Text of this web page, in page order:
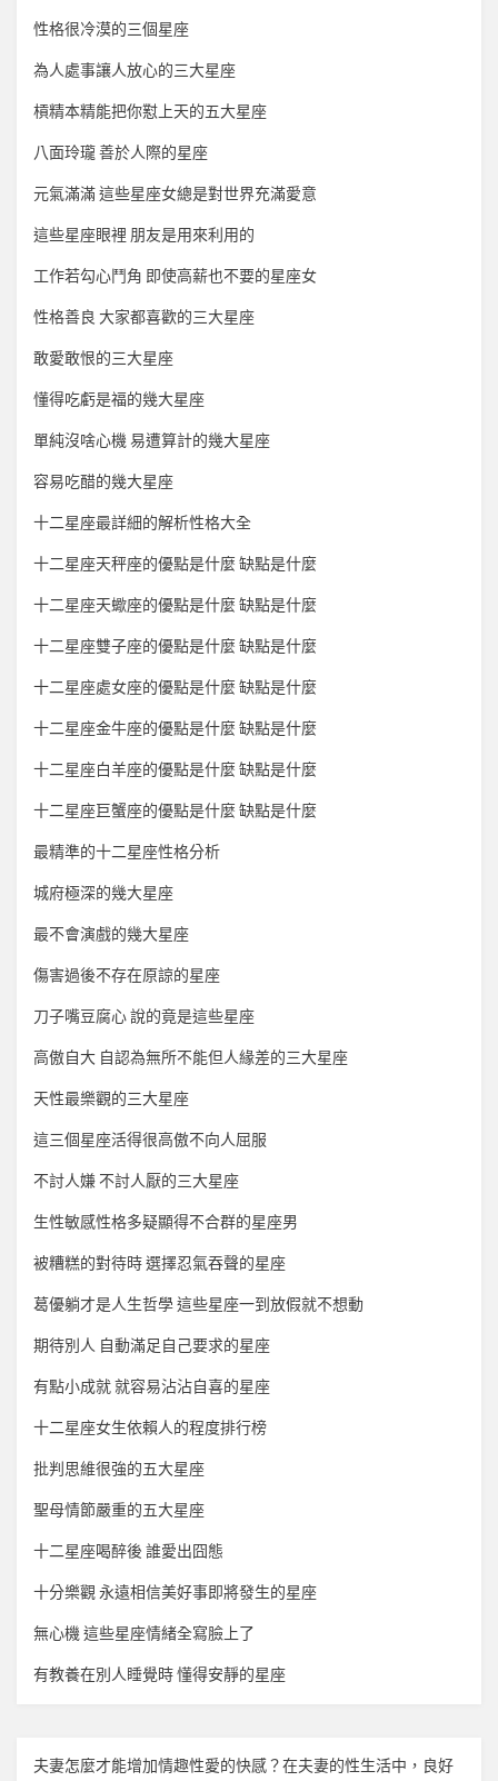
性格很冷漠的三個星座
為人處事讓人放心的三大星座
槓精本精能把你懟上天的五大星座
八面玲瓏 善於人際的星座
元氣滿滿 這些星座女總是對世界充滿愛意
這些星座眼裡 朋友是用來利用的
工作若勾心鬥角 即使高薪也不要的星座女
性格善良 大家都喜歡的三大星座
敢愛敢恨的三大星座
懂得吃虧是福的幾大星座
單純沒啥心機 易遭算計的幾大星座
容易吃醋的幾大星座
十二星座最詳細的解析性格大全
十二星座天秤座的優點是什麼 缺點是什麼
十二星座天蠍座的優點是什麼 缺點是什麼
十二星座雙子座的優點是什麼 缺點是什麼
十二星座處女座的優點是什麼 缺點是什麼
十二星座金牛座的優點是什麼 缺點是什麼
十二星座白羊座的優點是什麼 缺點是什麼
十二星座巨蟹座的優點是什麼 缺點是什麼
最精準的十二星座性格分析
城府極深的幾大星座
最不會演戲的幾大星座
傷害過後不存在原諒的星座
刀子嘴豆腐心 說的竟是這些星座
高傲自大 自認為無所不能但人緣差的三大星座
天性最樂觀的三大星座
這三個星座活得很高傲不向人屈服
不討人嫌 不討人厭的三大星座
生性敏感性格多疑顯得不合群的星座男
被糟糕的對待時 選擇忍氣吞聲的星座
葛優躺才是人生哲學 這些星座一到放假就不想動
期待別人 自動滿足自己要求的星座
有點小成就 就容易沾沾自喜的星座
十二星座女生依賴人的程度排行榜
批判思維很強的五大星座
聖母情節嚴重的五大星座
十二星座喝醉後 誰愛出囧態
十分樂觀 永遠相信美好事即將發生的星座
無心機 這些星座情緒全寫臉上了
有教養在別人睡覺時 懂得安靜的星座
夫妻怎麼才能增加情趣性愛的快感？在夫妻的性生活中，良好